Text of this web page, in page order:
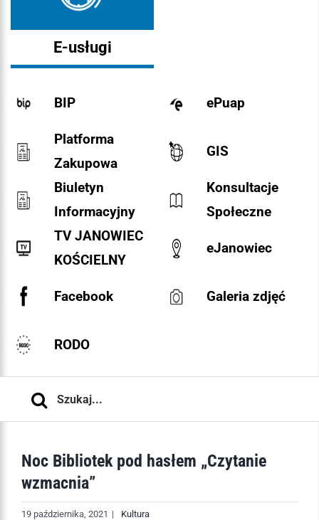
E-usługi
BIP ePuap
Platforma
Zakupowa
GIS
Biuletyn
Informacyjny
Konsultacje
Społeczne
TV JANOWIEC
KOŚCIELNY
eJanowiec
Facebook Galeria zdjęć
RODO
Noc Bibliotek pod hasłem „Czytanie
wzmacnia”
19 października, 2021 | Kultura